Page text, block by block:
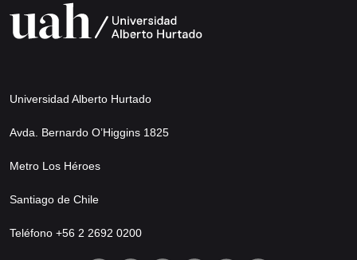
Universidad Alberto Hurtado
Avda. Bernardo O’Higgins 1825
Metro Los Héroes
Santiago de Chile
Teléfono +56 2 2692 0200